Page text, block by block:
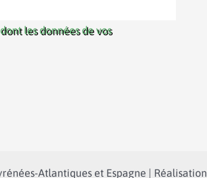
les données de vos
Atlantiques et Espagne | Réalisation